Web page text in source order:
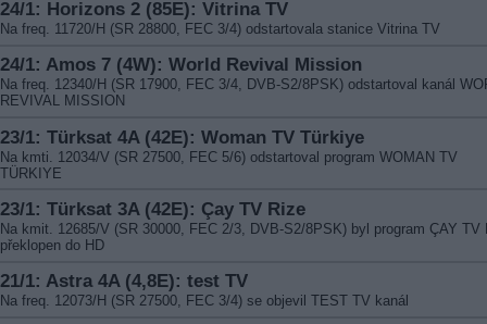
24/1: Horizons 2 (85E): Vitrina TV
Na freq. 11720/H (SR 28800, FEC 3/4) odstartovala stanice Vitrina TV
24/1: Amos 7 (4W): World Revival Mission
Na freq. 12340/H (SR 17900, FEC 3/4, DVB-S2/8PSK) odstartoval kanál
REVIVAL MISSION
23/1: Türksat 4A (42E): Woman TV Türkiye
Na kmti. 12034/V (SR 27500, FEC 5/6) odstartoval program WOMAN TV
TÜRKIYE
23/1: Türksat 3A (42E): Çay TV Rize
Na kmit. 12685/V (SR 30000, FEC 2/3, DVB-S2/8PSK) byl program ÇAY TV
překlopen do HD
21/1: Astra 4A (4,8E): test TV
Na freq. 12073/H (SR 27500, FEC 3/4) se objevil TEST TV kanál